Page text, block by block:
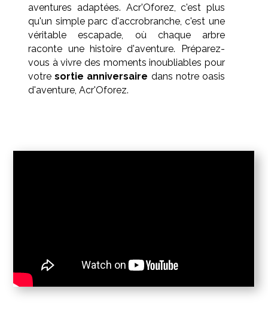
aventures adaptées. Acr'Oforez, c'est plus
qu'un simple parc d'accrobranche, c'est une
véritable escapade, où chaque arbre
raconte une histoire d'aventure. Préparez-
vous à vivre des moments inoubliables pour
votresortie anniversaire dans notre oasis
d'aventure, Acr'Oforez.